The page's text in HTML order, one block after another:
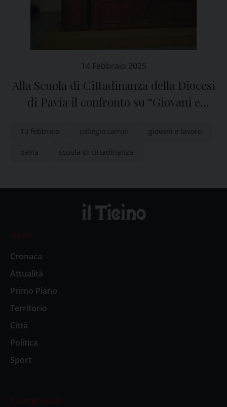
14 Febbraio 2025
Alla Scuola di Cittadinanza della Diocesi
di Pavia il confronto su “Giovani e
13 febbraio collegio cairoli giovani e lavoro
pavia scuola di cittadinanza
News
Cronaca
Attualità
Primo Piano
Territorio
Città
Politica
Sport
Il settimanale